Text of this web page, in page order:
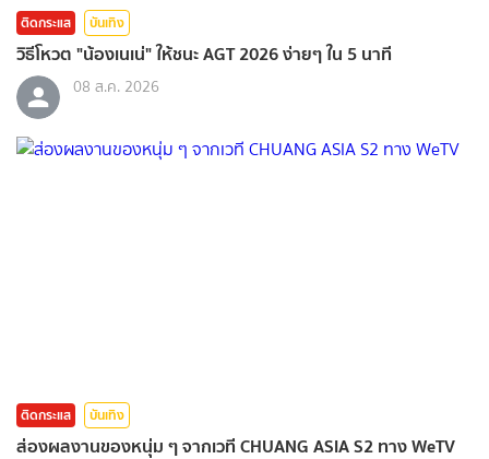
ติดกระแส บันเทิง
วิธีโหวต "น้องเนเน่" ให้ชนะ AGT 2026 ง่ายๆ ใน 5 นาที
08 ส.ค. 2026
ติดกระแส บันเทิง
ส่องผลงานของหนุ่ม ๆ จากเวที CHUANG ASIA S2 ทาง WeTV